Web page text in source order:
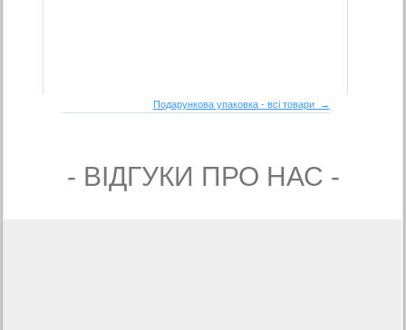
Подарункова упаковка - всі товари →
- ВIДГУКИ ПРО НАС -